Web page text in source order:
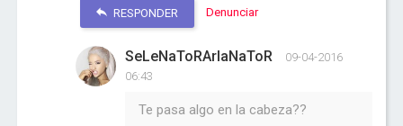
RESPONDER Denunciar
SeLeNaToRArIaNaToR
09-04-2016
06:43
Te pasa algo en la cabeza??